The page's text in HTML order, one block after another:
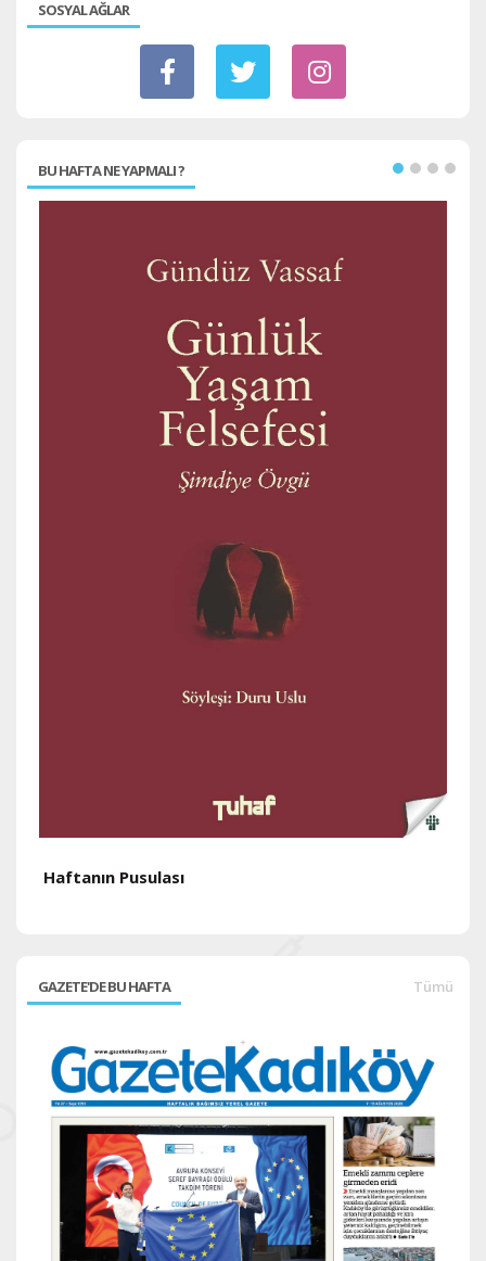
SOSYAL AĞLAR
BU HAFTA NE YAPMALI ?
Haftanın Pusulası
GAZETE'DE BU HAFTA Tümü